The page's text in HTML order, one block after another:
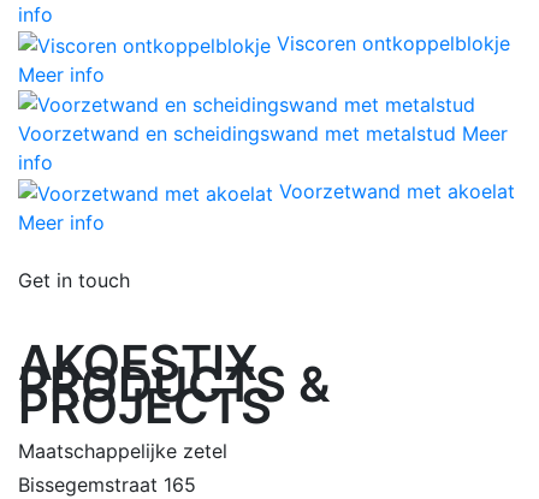
info
Viscoren ontkoppelblokje
Meer info
Voorzetwand en scheidingswand met metalstud Meer
info
Voorzetwand met akoelat
Meer info
Get in touch
AKOESTIX
PRODUCTS &
PROJECTS
Maatschappelijke zetel
Bissegemstraat 165